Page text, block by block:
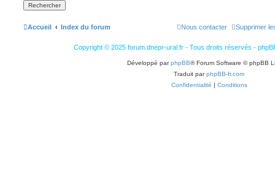
Accueil Index du forum Supprimer
Nous contacter
Copyright © 2025 forum.dnepr-ural.fr - Tous droits réservés -
Développé parphpBB® Forum Software © phpBB
Traduit parphpBB-fr.com
Confidentialité | Conditions